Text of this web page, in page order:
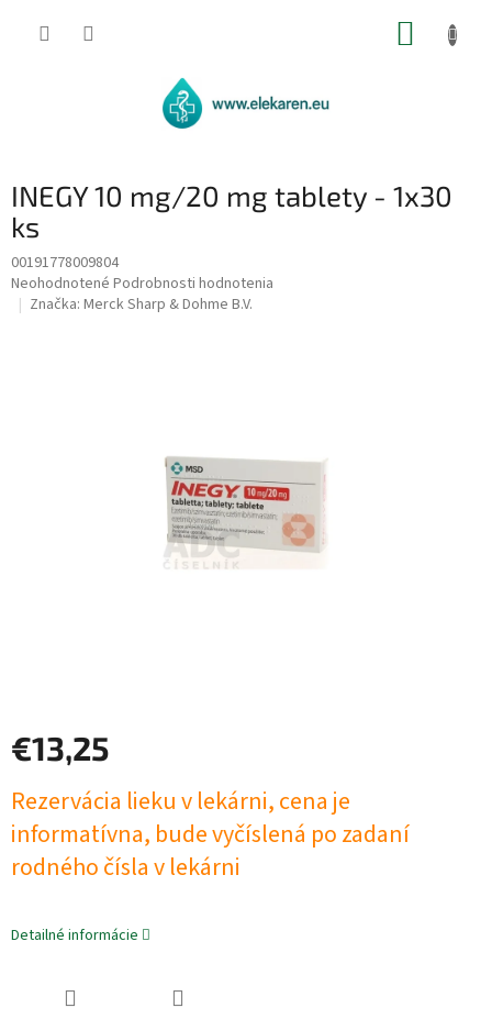
INEGY 10 mg/20 mg tablety - 1x30
ks
00191778009804
Priemerné
hodnotenie
Neohodnotené Podrobnosti hodnotenia
Značka: Merck Sharp & Dohme B.V.
€13,25
cena:
Rezervácia lieku v lekárni, cena je
informatívna, bude vyčíslená po zadaní
rodného čísla v lekárni
Detailné informácie